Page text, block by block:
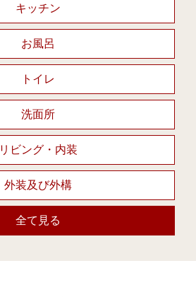
キッチン
お風呂
トイレ
洗面所
リビング・内装
外装及び外構
全て見る